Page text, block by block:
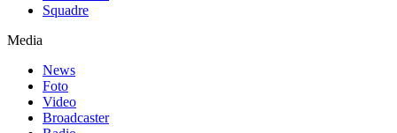
Squadre
Media
News
Foto
Video
Broadcaster